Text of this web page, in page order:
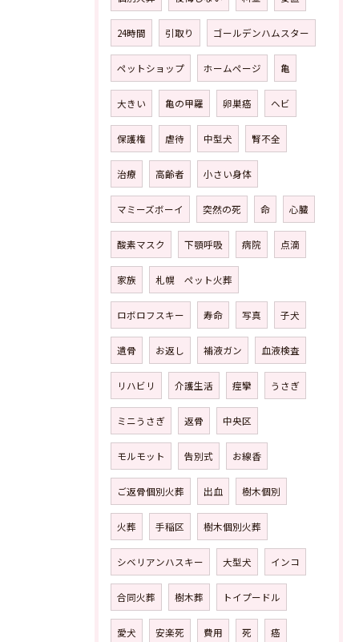
24時間 引取り ゴールデンハムスター
ペットショップ ホームページ 亀
大きい 亀の甲羅 卵巣癌 ヘビ
保護権 虐待 中型犬 腎不全
治療 高齢者 小さい身体
マミーズボーイ 突然の死 命 心臓
酸素マスク 下顎呼吸 病院 点滴
家族 札幌 ペット火葬
ロボロフスキー 寿命 写真 子犬
遺骨 お返し 補液ガン 血液検査
リハビリ 介護生活 痙攣 うさぎ
ミニうさぎ 返骨 中央区
モルモット 告別式 お線香
ご返骨個別火葬 出血 樹木個別
火葬 手稲区 樹木個別火葬
シベリアンハスキー 大型犬 インコ
合同火葬 樹木葬 トイプードル
愛犬 安楽死 費用 死 癌